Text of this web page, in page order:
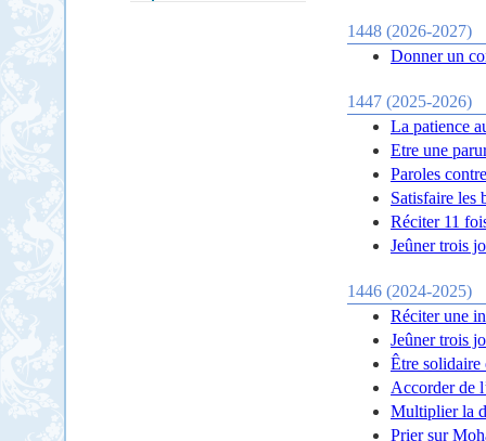
1448 (2026-2027)
Donner un
1447 (2025-2026)
La patience
Etre une
Paroles
Satisfaire les
Réciter 11
Jeûner trois
1446 (2024-2025)
Réciter une
Jeûner trois
Être solidaire
Accorder de
Multiplier la
Prier sur